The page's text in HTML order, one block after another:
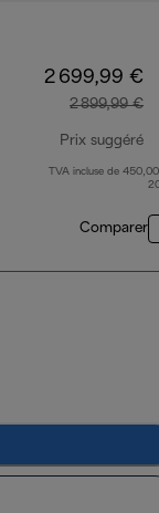
2 699,99 €
2 899,99 €
Prix suggéré
TVA incluse de
Comparer